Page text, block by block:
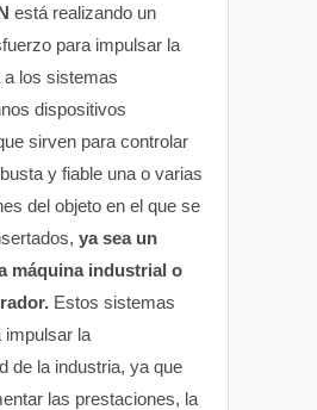
está realizando un
para impulsar la
a los sistemas
dispositivos
sirven para controlar
y fiable una o varias
del objeto en el que se
ya sea un
máquina industrial o
Estos sistemas
impulsar la
de la industria, ya que
las prestaciones, la